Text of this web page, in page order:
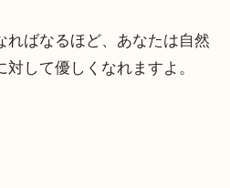
ればなるほど、あなたは自然
して優しくなれますよ。